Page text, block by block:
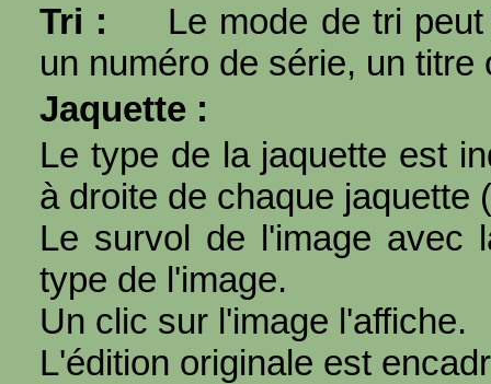
Tri :
Le mode de tri
un numéro de série, un titre
Jaquette :
Le type de la jaquette est
à droite de chaque jaquette (
Le survol de l'image avec
type de l'image.
Un clic sur l'image l'affiche.
L'édition originale est